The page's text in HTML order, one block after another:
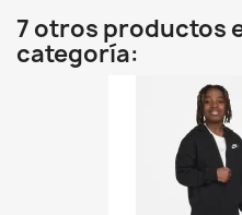
7 otros productos
categoría: